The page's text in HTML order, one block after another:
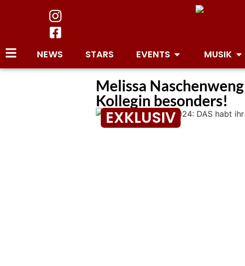
NEWS STARS EVENTS MUSIK
Melissa
Kollegin besonders!
EXKLUSIV